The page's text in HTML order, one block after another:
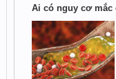
Ai có nguy cơ mắc